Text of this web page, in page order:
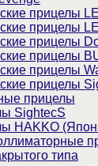
прицелы
прицелы
прицелы
прицелы
прицелы
прицелы
прицелы
SightecS
HAKKO
типа